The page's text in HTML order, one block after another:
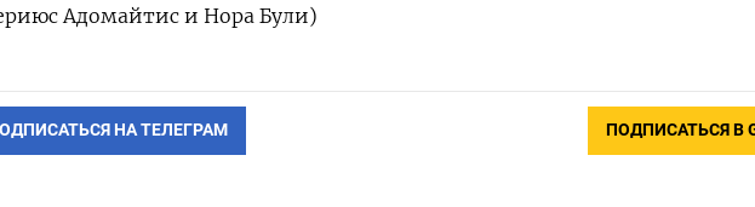
Адомайтис и Нора Були)
НА ТЕЛЕГРАМ ПОДПИСАТЬСЯ В